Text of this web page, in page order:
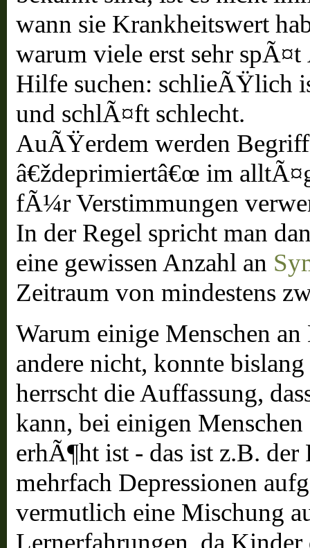
wann sie Krankheitswert
warum viele erst sehr
Hilfe suchen: schlieÃŸlich
und schlÃ¤ft schlecht.
AuÃŸerdem werden
â€ždeprimiertâ€œ im
fÃ¼r Verstimmungen
In der Regel spricht man
eine gewissen Anzahl an
Zeitraum von mindestens
Warum einige Menschen
andere nicht, konnte
herrscht die Auffassung,
kann, bei einigen
erhÃ¶ht ist - das ist z.B.
mehrfach Depressionen
vermutlich eine Mischung
Lernerfahrungen, da Kinder